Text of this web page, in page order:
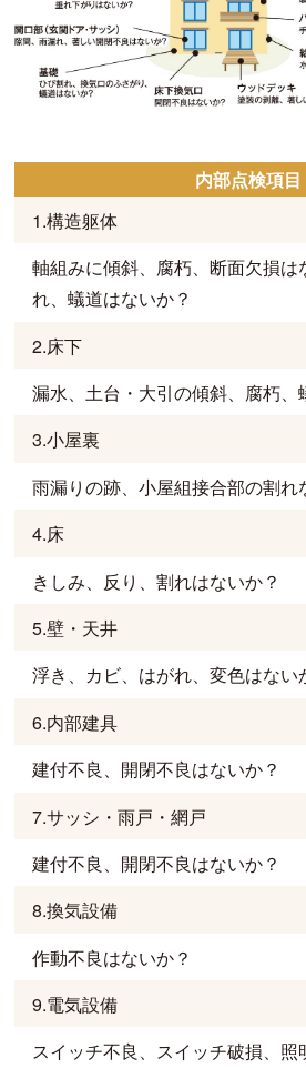
内部点検項目
1.構造躯体
軸組みに傾斜、腐朽、断面欠損は
れ、蟻道はないか？
2.床下
漏水、土台・大引の傾斜、腐朽、
3.小屋裏
雨漏りの跡、小屋組接合部の割れ
4.床
きしみ、反り、割れはないか？
5.壁・天井
浮き、カビ、はがれ、変色はない
6.内部建具
建付不良、開閉不良はないか？
7.サッシ・雨戸・網戸
建付不良、開閉不良はないか？
8.換気設備
作動不良はないか？
9.電気設備
スイッチ不良、スイッチ破損、照